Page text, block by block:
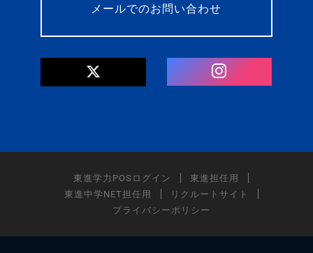
メールでのお問い合わせ
東進学力POSログイン
東進担任用
東進中学NET担任用
リクルートサイト
プライバシーポリシー